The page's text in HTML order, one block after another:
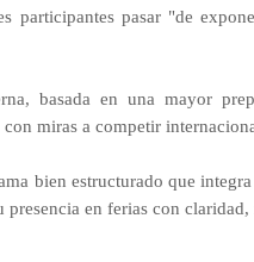
participantes pasar "de
basada en una mayor
miras a competir
bien estructurado que
en ferias con